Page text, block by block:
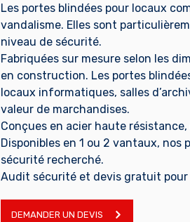
Les portes blindées pour locaux
vandalisme. Elles sont
niveau de sécurité.
Fabriquées sur mesure selon les
en construction. Les portes
locaux informatiques, salles
valeur de marchandises.
Conçues en acier haute
Disponibles en 1 ou 2 vantaux, nos
sécurité recherché.
Audit sécurité et devis gratuit pour
DEMANDER UN DEVIS